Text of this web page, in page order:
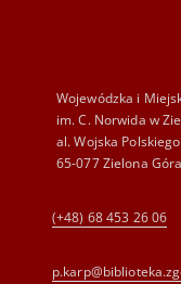
Wojewódzka i
im. C. Norwida w
al. Wojska
65-077 Zielona Góra
(+48) 68 453 26 06